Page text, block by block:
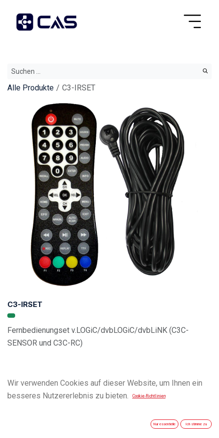
Alle Produkte C3-IRSET
C3-IRSET
Fernbedienungset v.LOGiC/dvbLOGiC/dvbLiNK (C3C-
SENSOR und C3C-RC)
Wir verwenden Cookies auf dieser Website, um Ihnen ein
besseres Nutzererlebnis zu bieten.
Cookie-Richtlinien
Nur essentielle Ich stimme zu